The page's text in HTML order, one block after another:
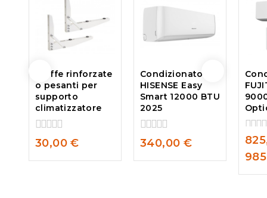
Staffe rinforzate
o pesanti per
supporto
climatizzatore
0
out
of
30,00€
Condizionatore
HISENSE Easy
Smart 12000 BTU
2025
0
out
of
340,00 €
0
out
of
5